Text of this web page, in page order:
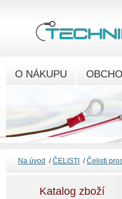
Katalog zboží
Na úvod /ČELISTI /Čelisti
O NÁKUPU